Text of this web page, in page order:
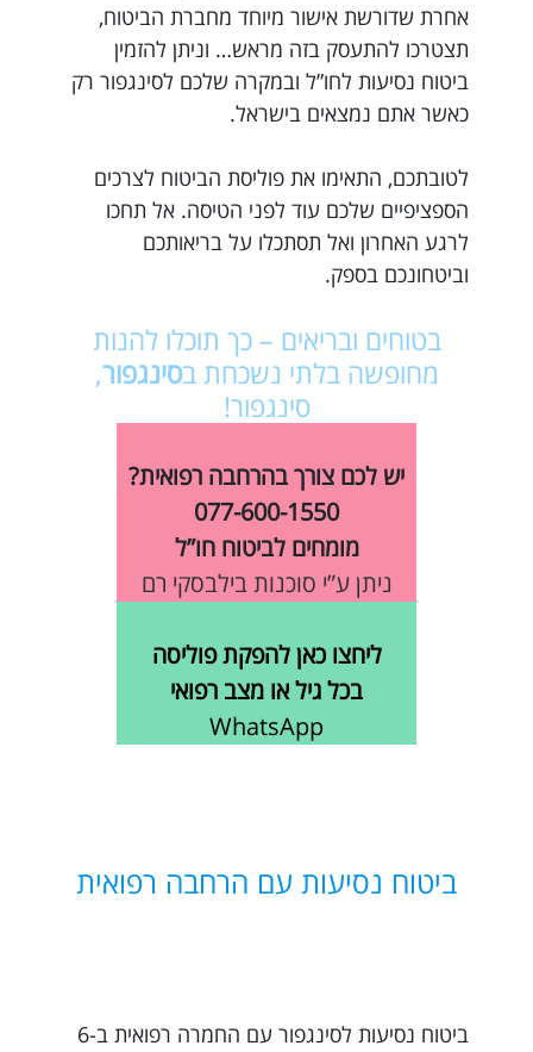
אחרת שדורשת אישור מיוחד מחברת הביטוח,
תצטרכו להתעסק בזה מראש… וניתן להזמין
ביטוח נסיעות לחו”ל ובמקרה שלכם לסינגפור רק
כאשר אתם נמצאים בישראל.
לטובתכם, התאימו את פוליסת הביטוח לצרכים
הספציפיים שלכם עוד לפני הטיסה. אל תחכו
לרגע האחרון ואל תסתכלו על בריאותכם
וביטחונכם בספק.
בטוחים ובריאים – כך תוכלו להנות
מחופשה בלתי נשכחת בסינגפור,
סינגפור!
יש לכם צורך בהרחבה רפואית?
077-600-1550
מומחים לביטוח חו”ל
ניתן ע”י סוכנות בילבסקי רם
ליחצו כאן להפקת פוליסה
בכל גיל או מצב רפואי
WhatsApp
ביטוח נסיעות עם הרחבה רפואית
ביטוח נסיעות לסינגפור עם החמרה רפואית ב-6